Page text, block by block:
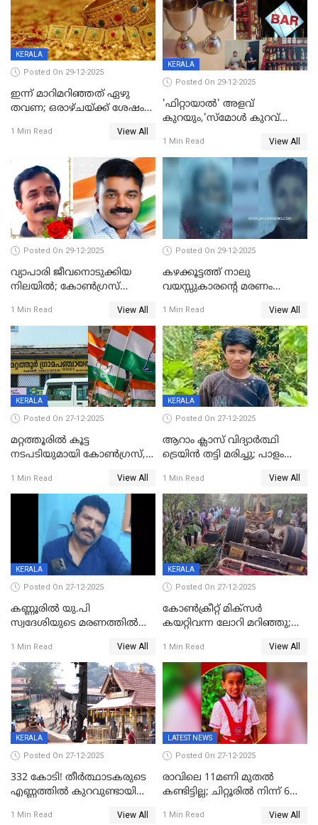
KERALA
Posted On 29-12-2025
ഇന്ന് മാറിമറിഞ്ഞത് ഏഴു
തവണ; ഒരാഴ്ചയ്ക്ക് ശേഷം
1 Min Read View All
KERALA
Posted On 29-12-2025
'ഫിറ്റായാൽ' അളവ്
കുറയും,'സ്‌മോൾ കുറവ്
പിഴ
1 Min Read View All
Posted On 29-12-2025
വ്യാപാരി ജീവനൊടുക്കിയ
നിലയില്‍; കോണ്‍ഗ്രസ്
മാനസികപീഡനമെന്ന് കുറിപ്പ്
1 Min Read View All
Posted On 29-12-2025
കഴക്കൂട്ടത്ത് നാലു
വയസ്സുകാരന്റെ മരണം
സുഹൃത്തും പൊലീസ്
കസ്റ്റഡിയിൽ
1 Min Read View All
KERALA
Posted On 27-12-2025
മറ്റത്തൂരിൽ കൂട്ട
നടപടിയുമായി കോണ്‍ഗ്രസ്,
എട്ട് പേര്‍ ഉള്‍പ്പെടെ
പത്തുപേരെ പുറത്താക്കി,
ചൊവ്വന്നൂരിലും നടപടി
1 Min Read View All
KERALA
Posted On 27-12-2025
ആറാം ക്ലാസ് വിദ്യാർത്ഥി
ട്രെയിൻ തട്ടി മരിച്ചു; പാളം
അപകടം മലപ്പുറത്ത്
1 Min Read View All
KERALA
Posted On 27-12-2025
കണ്ണൂരിൽ യു.പി
സ്വദേശിയുടെ മരണത്തിൽ
കേസ്; തർക്കമുണ്ടായത്
ഫേഷ്യലിന് 300 രൂപ
ആവശ്യപ്പെട്ടതിനെച്ചൊല്ലി
1 Min Read View All
KERALA
Posted On 27-12-2025
കോണ്‍ക്രീറ്റ് മിക്‌സര്‍
കയറ്റിവന്ന ലോറി മറിഞ്ഞു;
അപകടം കണ്ണൂരിൽ
1 Min Read View All
KERALA
Posted On 27-12-2025
332 കോടി! തീർത്ഥാടകരുടെ
എണ്ണത്തിൽ കുറവുണ്ടായിട്ടും
കുതിച്ചുയരുന്നു
1 Min Read View All
LATEST NEWS
Posted On 27-12-2025
രാവിലെ 11മണി മുതൽ
കണ്ടിട്ടില്ല; ചിറ്റൂരിൽ നിന്ന് 6
1 Min Read View All